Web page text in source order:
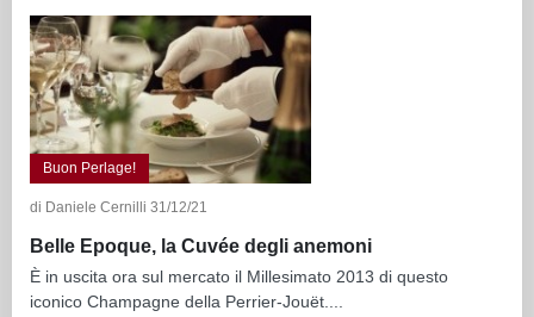
Buon Perlage!
di Daniele Cernilli 31/12/21
Belle Epoque, la Cuvée degli anemoni
È in uscita ora sul mercato il Millesimato 2013 di questo
iconico Champagne della Perrier-Jouët....